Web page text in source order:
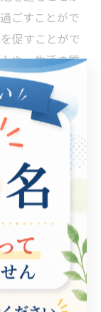
ごすことがで
促すことがで
や、生活の質
を受けること
宅での作業や
り、日常生活
ます。これに
意識も高まり
支援に留まら
を与えると言
の軌跡